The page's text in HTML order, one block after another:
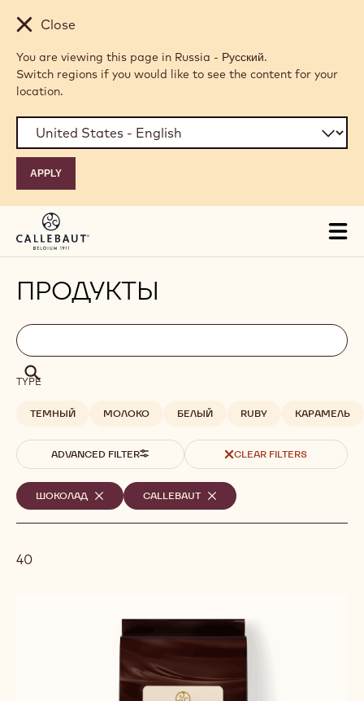
Skip to main content
Close
You are viewing this page in Russia - Русский.
Switch regions if you would like to see the content for your
location.
ПРОДУКТЫ
Filters
Filters:
search
Поиск
Поиск
TYPE
ТЕМНЫЙ МОЛОКО БЕЛЫЙ RUBY КАРАМЕЛЬ
ADVANCED FILTER CLEAR FILTERS
Выбранные
фильтры
ШОКОЛАД
REMOVE
FILTER
CALLEBAUT
REMOVE
FILTER
40